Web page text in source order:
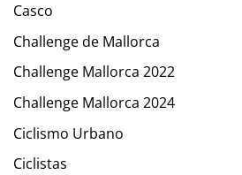
Casco
Challenge de Mallorca
Challenge Mallorca 2022
Challenge Mallorca 2024
Ciclismo Urbano
Ciclistas